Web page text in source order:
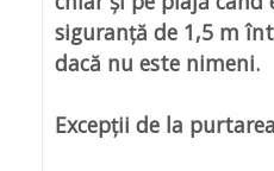
siguranță de 1,5 m
dacă nu este nimeni.
Excepții de la